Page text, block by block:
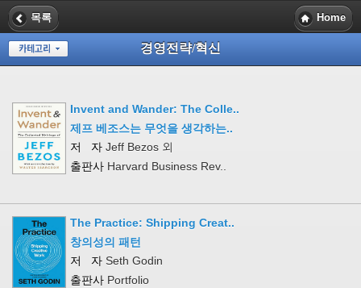
목록 Home
경영전략/혁신
Invent and Wander: The Colle..
제프 베조스는 무엇을 생각하는..
저 자 Jeff Bezos 외
출판사 Harvard Business Rev..
The Practice: Shipping Creat..
창의성의 패턴
저 자 Seth Godin
출판사 Portfolio